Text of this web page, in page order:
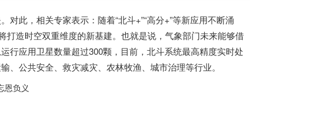
此，相关专家表示：随着“北斗+”“高分+”等新应用不断涌
打造时空双重维度的新基建。也就是说，气象部门未来能够借
行应用卫星数量超过300颗，目前，北斗系统最高精度实时处
公共安全、救灾减灾、农林牧渔、城市治理等行业。